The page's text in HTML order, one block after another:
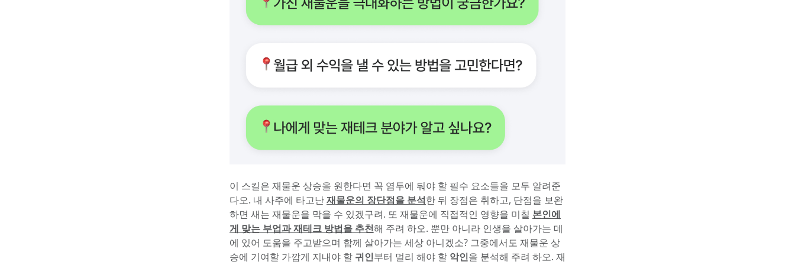
이 스킬은 재물운 상승을 원한다면 꼭 염두에 둬야 할 필수 요소들을 모두 알려준
다오. 내 사주에 타고난 재물운의 장단점을 분석한 뒤 장점은 취하고, 단점을 보완
하면 새는 재물운을 막을 수 있겠구려. 또 재물운에 직접적인 영향을 미칠 본인에
게 맞는 부업과 재테크 방법을 추천해 주려 하오. 뿐만 아니라 인생을 살아가는 데
에 있어 도움을 주고받으며 함께 살아가는 세상 아니겠소? 그중에서도 재물운 상
승에 기여할 가깝게 지내야 할 귀인부터 멀리 해야 할 악인을 분석해 주려 하오. 재